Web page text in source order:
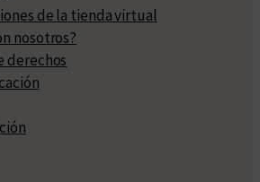
de la tienda virtual
nosotros?
derechos